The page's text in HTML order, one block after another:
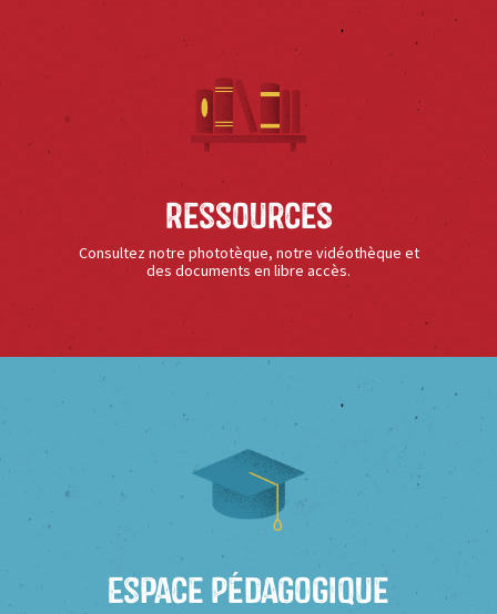
Ressources
Consultez notre phototèque, notre vidéothèque et
des documents en libre accès.
Espace Pédagogique